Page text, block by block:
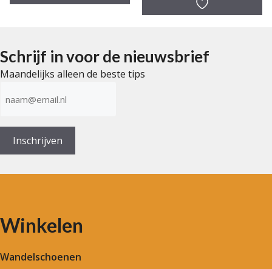
5
Schrijf in voor de nieuwsbrief
Maandelijks alleen de beste tips
mailadres
Inschrijven
Winkelen
Wandelschoenen